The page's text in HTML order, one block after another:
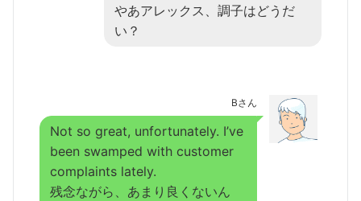
やあアレックス、調子はどうだ
い？
Bさん
Not so great, unfortunately. I’ve
been swamped with customer
complaints lately.
残念ながら、あまり良くないん